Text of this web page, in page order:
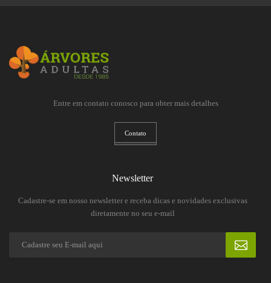
Entre em contato conosco para obter mais detalhes
Contato
Newsletter
Cadastre-se em nosso newsletter e receba dicas e novidades exclusivas
diretamente no seu e-mail